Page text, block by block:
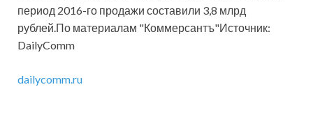
период 2016-го продажи составили 3,8 млрд
рублей.По материалам "Коммерсантъ"Источник:
DailyComm
dailycomm.ru